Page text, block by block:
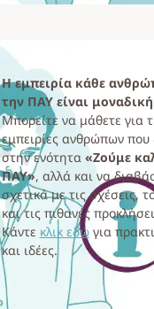
Η εμπειρία κάθε
την ΠΑΥ είναι
Μπορείτε να μάθετε για
εμπειρίες ανθρώπων που
στην ενότητα «Ζούμε
ΠΑΥ», αλλά και να
σχετικά με τις σχέσεις,
και τις πιθανές
Κάντε κλικ εδώγια
και ιδέες.